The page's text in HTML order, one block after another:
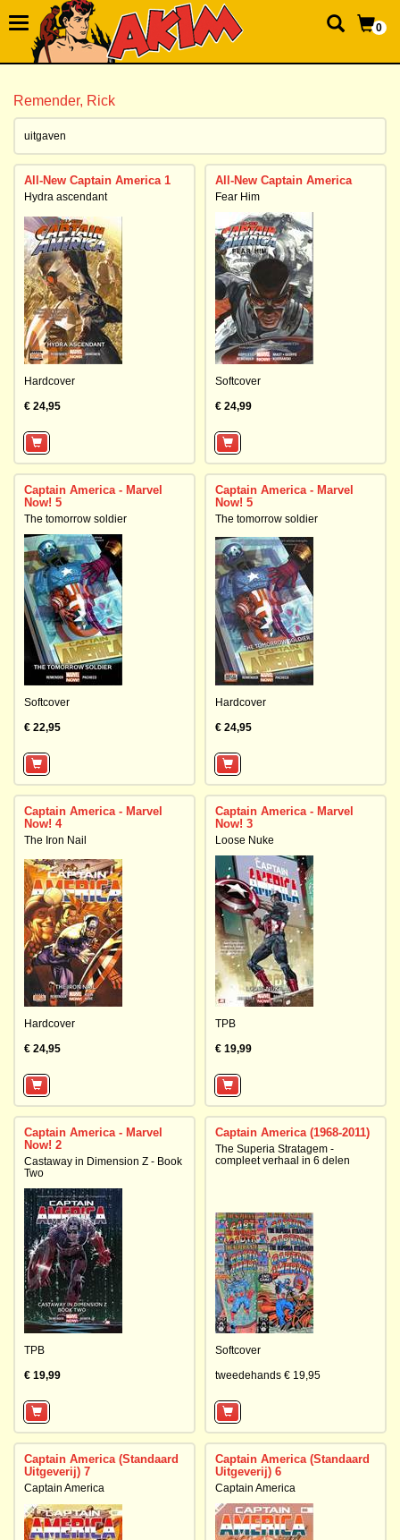
0
Remender, Rick
uitgaven
All-New Captain America 1
Hydra ascendant
Hardcover
€ 24,95
All-New Captain America
Fear Him
Softcover
€ 24,99
Captain America - Marvel
Now! 5
The tomorrow soldier
Softcover
€ 22,95
Captain America - Marvel
Now! 5
The tomorrow soldier
Hardcover
€ 24,95
Captain America - Marvel
Now! 4
The Iron Nail
Hardcover
€ 24,95
Captain America - Marvel
Now! 3
Loose Nuke
TPB
€ 19,99
Captain America - Marvel
Now! 2
Castaway in Dimension Z - Book
Two
TPB
€ 19,99
Captain America (1968-2011)
The Superia Stratagem -
compleet verhaal in 6 delen
Softcover
tweedehands € 19,95
Captain America (Standaard
Uitgeverij) 7
Captain America
Captain America (Standaard
Uitgeverij) 6
Captain America